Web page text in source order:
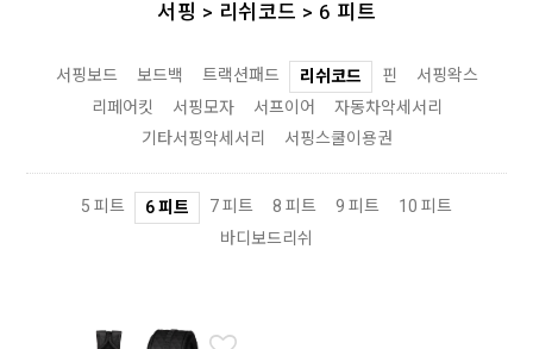
서핑 > 리쉬코드 > 6 피트
서핑보드 보드백 트랙션패드 리쉬코드 핀
서핑왁스
리페어킷
서핑모자 서프이어
자동차악세서리
기타서핑악세서리
서핑스쿨이용권
5 피트 6 피트 7 피트 8 피트 9 피트
10 피트
바디보드리쉬